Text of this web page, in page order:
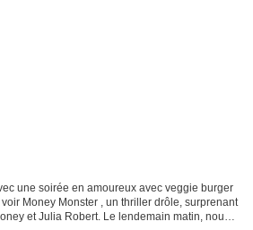
une soirée en amoureux avec veggie burger
Money Monster , un thriller drôle, surprenant
et Julia Robert. Le lendemain matin, nous